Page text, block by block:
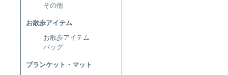
その他
お散歩アイテム
お散歩アイテム
バッグ
ブランケット・マット